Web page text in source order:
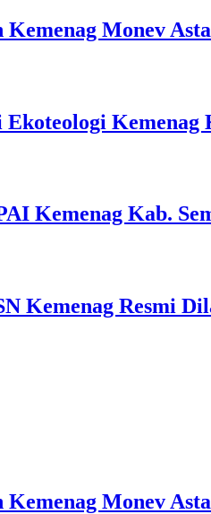
Monev
Kemenag Kab.
Kemenag Resmi
Monev